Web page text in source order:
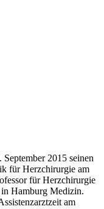
September 2015 seinen
für Herzchirurgie am
für Herzchirurgie
Hamburg Medizin.
am